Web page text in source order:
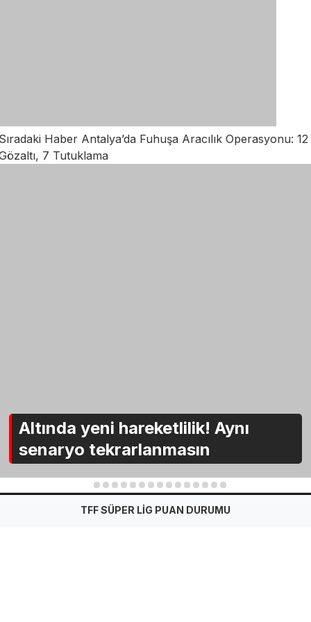
Haber Antalya’da Fuhuşa Aracılık Operasyonu: 12
7 Tutuklama
Altında yeni hareketlilik! Aynı
senaryo tekrarlanmasın
1 2 3 4 5 6 7 8 9 10 11 12 13 14 15
TFF SÜPER LİG PUAN DURUMU